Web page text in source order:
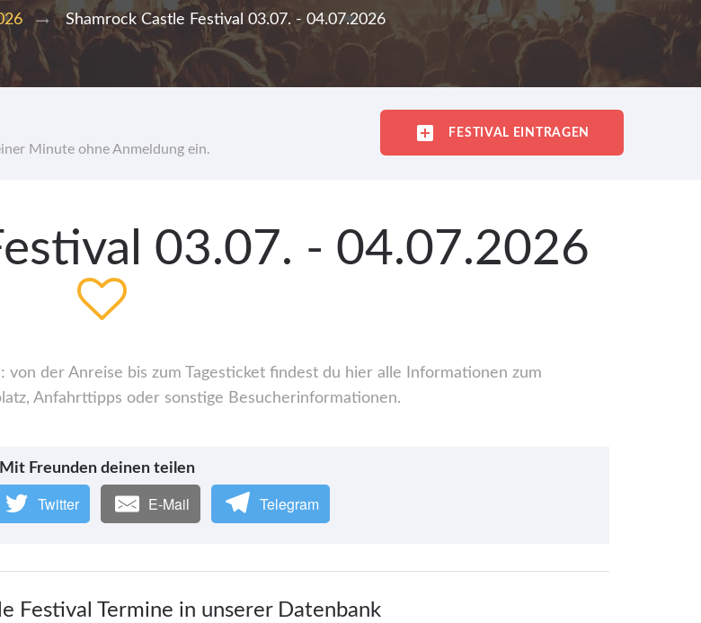
Shamrock Castle Festival 03.07. - 04.07.2026
Minute ohne Anmeldung ein.
FESTIVAL EINTRAGEN
03.07. - 04.07.2026
von der Anreise bis zum Tagesticket findest du hier alle Informationen zum
Anfahrttipps oder sonstige Besucherinformationen.
Mit Freunden deinen teilen
Twitter E-Mail Telegram
Festival Termine in unserer Datenbank